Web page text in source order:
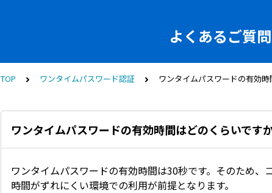
よくあるご質問
TOP ワンタイムパスワード認証 ワンタイムパスワードの有効
ワンタイムパスワードの有効時間はどのくらいです
ワンタイムパスワードの有効時間は30秒です。そのため、
時間がずれにくい環境での利用が前提となります。